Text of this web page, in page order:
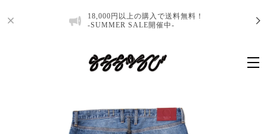
18,000円以上の購入で送料無料！
-SUMMER SALE開催中-